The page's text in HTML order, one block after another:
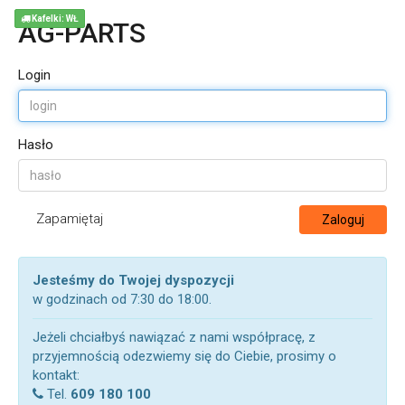
AG-PARTS
Login
Hasło
Zapamiętaj Zaloguj
Jesteśmy do Twojej dyspozycji
w godzinach od 7:30 do 18:00.
Jeżeli chciałbyś nawiązać z nami współpracę, z
przyjemnością odezwiemy się do Ciebie, prosimy o
kontakt:
Tel. 609 180 100
Kafelki: WŁ